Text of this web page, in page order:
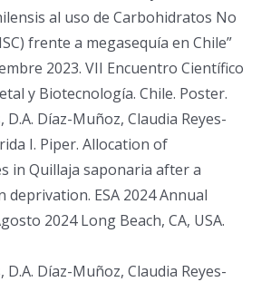
al uso de Carbohidratos No
frente a megasequía en Chile”
2023. VII Encuentro Científico
y Biotecnología. Chile. Poster.
D.A. Díaz-Muñoz, Claudia Reyes-
I. Piper. Allocation of
in Quillaja saponaria after a
deprivation. ESA 2024 Annual
2024 Long Beach, CA, USA.
D.A. Díaz-Muñoz, Claudia Reyes-